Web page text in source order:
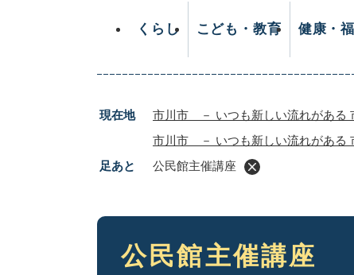
くらし こども・教育 健康・
現在地 市川市 － いつも新しい流れがある
市川市 － いつも新しい流れがある
足あと
公民館主催講座
本
公民館主催講座